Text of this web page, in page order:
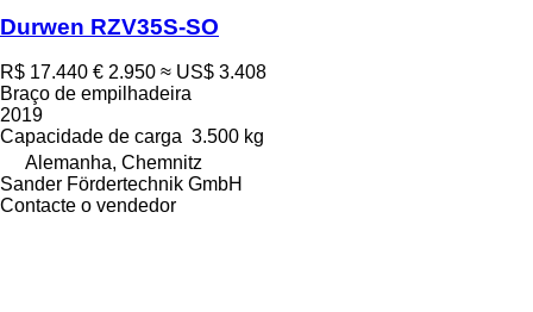
Durwen RZV35S-SO
R$ 17.440 € 2.950 ≈ US$ 3.408
Braço de empilhadeira
2019
Capacidade de carga 3.500 kg
Alemanha, Chemnitz
Sander Fördertechnik GmbH
Contacte o vendedor